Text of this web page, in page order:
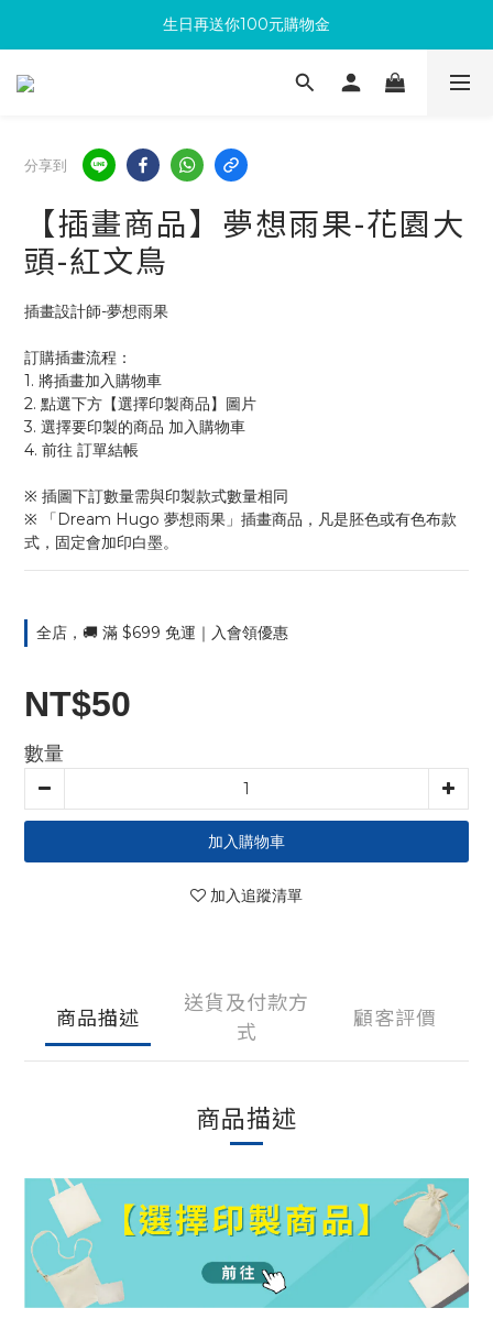
滿300回饋10%購物金
生日再送你100元購物金
加入成為新會員 馬上領取50元購物金
分享到
【插畫商品】夢想雨果-花園大
頭-紅文鳥
插畫設計師-夢想雨果
訂購插畫流程：
1. 將插畫加入購物車
2. 點選下方【選擇印製商品】圖片
3. 選擇要印製的商品 加入購物車
4. 前往 訂單結帳
※ 插圖下訂數量需與印製款式數量相同
※ 「Dream Hugo 夢想雨果」插畫商品，凡是胚色或有色布款
式，固定會加印白墨。
全店，🚚 滿 $699 免運｜入會領優惠
NT$50
數量
加入購物車
加入追蹤清單
商品描述
送貨及付款方
式
顧客評價
商品描述